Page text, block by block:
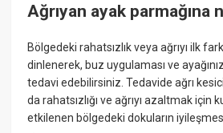
Ağrıyan ayak parmağına
Bölgedeki rahatsızlık veya ağrıyı ilk
dinlenerek, buz uygulaması ve
tedavi edebilirsiniz. Tedavide ağrı
da rahatsızlığı ve ağrıyı azaltmak için
etkilenen bölgedeki dokuların